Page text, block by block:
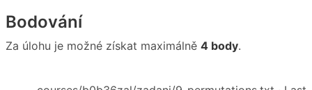
Bodování
Za úlohu je možné získat maximálně 4 body.